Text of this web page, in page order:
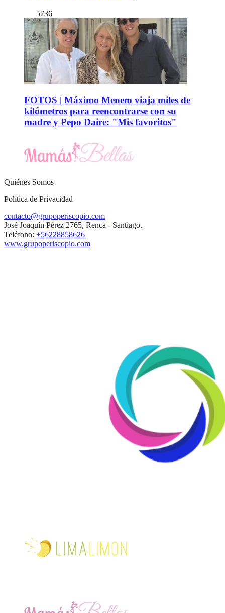
5736
FOTOS | Máximo Menem viaja miles de
kilómetros para reencontrarse con su
madre y Pepo Daire: "Mis favoritos"
Quiénes Somos
Política de Privacidad
contacto@grupoperiscopio.com
José Joaquín Pérez 2765, Renca - Santiago.
Teléfono: +56228858626
www.grupoperiscopio.com